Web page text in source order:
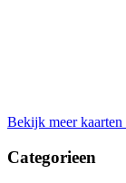
Bekijk meer kaarten
Categorieen